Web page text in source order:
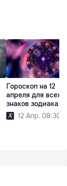
Гороскоп на 12
апреля для всех
знаков зодиака
12 Апр. 08:30